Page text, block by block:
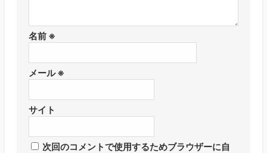
名前 ※
メール※
サイト
次回のコメントで使用するためブラウザーに自